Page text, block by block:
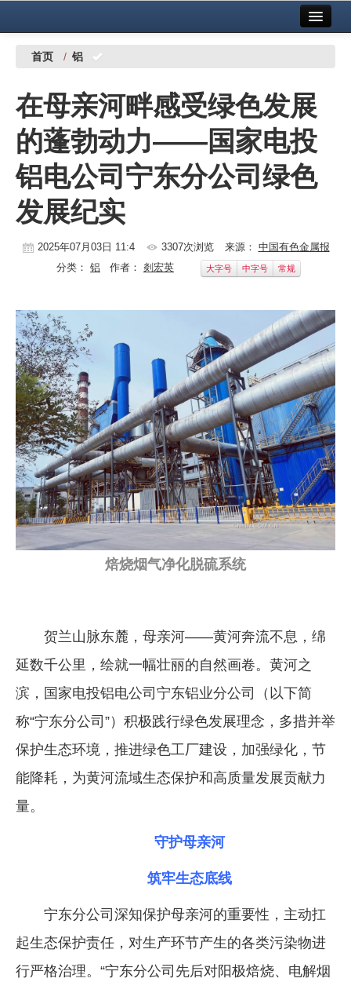
中国有色金属报社主办
铜镍铅锌
铝
稀有稀土
有色市场
科技
党建工作
企业文化
《资源再生》杂志
行情报价
数字报
首页 / 铝
在母亲河畔感受绿色发展
的蓬勃动力——国家电投
铝电公司宁东分公司绿色
发展纪实
2025年07月03日 11:4 3307次浏览 来源： 中国有色金属报
分类： 铝 作者： 剡宏英 大字号 中字号 常规
焙烧烟气净化脱硫系统
贺兰山脉东麓，母亲河——黄河奔流不息，绵
延数千公里，绘就一幅壮丽的自然画卷。黄河之
滨，国家电投铝电公司宁东铝业分公司（以下简
称“宁东分公司”）积极践行绿色发展理念，多措并举
保护生态环境，推进绿色工厂建设，加强绿化，节
能降耗，为黄河流域生态保护和高质量发展贡献力
量。
守护母亲河
筑牢生态底线
宁东分公司深知保护母亲河的重要性，主动扛
起生态保护责任，对生产环节产生的各类污染物进
行严格治理。“宁东分公司先后对阳极焙烧、电解烟